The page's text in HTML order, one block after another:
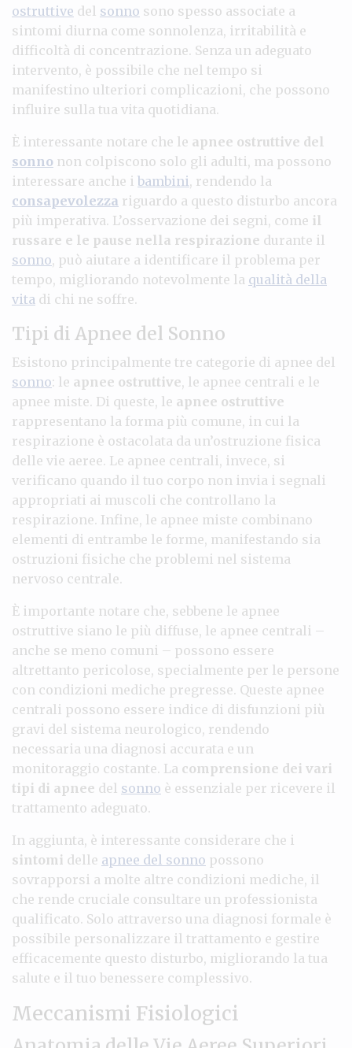
ostruttive del sonno sono spesso associate a
sintomi diurna come sonnolenza, irritabilità e
difficoltà di concentrazione. Senza un adeguato
intervento, è possibile che nel tempo si
manifestino ulteriori complicazioni, che possono
influire sulla tua vita quotidiana.
È interessante notare che le apnee ostruttive del
sonno non colpiscono solo gli adulti, ma possono
interessare anche i bambini, rendendo la
consapevolezza riguardo a questo disturbo ancora
più imperativa. L’osservazione dei segni, come il
russare e le pause nella respirazione durante il
sonno, può aiutare a identificare il problema per
tempo, migliorando notevolmente la qualità della
vita di chi ne soffre.
Tipi di Apnee del Sonno
Esistono principalmente tre categorie di apnee del
sonno: le apnee ostruttive, le apnee centrali e le
apnee miste. Di queste, le apnee ostruttive
rappresentano la forma più comune, in cui la
respirazione è ostacolata da un’ostruzione fisica
delle vie aeree. Le apnee centrali, invece, si
verificano quando il tuo corpo non invia i segnali
appropriati ai muscoli che controllano la
respirazione. Infine, le apnee miste combinano
elementi di entrambe le forme, manifestando sia
ostruzioni fisiche che problemi nel sistema
nervoso centrale.
È importante notare che, sebbene le apnee
ostruttive siano le più diffuse, le apnee centrali –
anche se meno comuni – possono essere
altrettanto pericolose, specialmente per le persone
con condizioni mediche pregresse. Queste apnee
centrali possono essere indice di disfunzioni più
gravi del sistema neurologico, rendendo
necessaria una diagnosi accurata e un
monitoraggio costante. La comprensione dei vari
tipi di apnee del sonno è essenziale per ricevere il
trattamento adeguato.
In aggiunta, è interessante considerare che i
sintomi delle apnee del sonno possono
sovrapporsi a molte altre condizioni mediche, il
che rende cruciale consultare un professionista
qualificato. Solo attraverso una diagnosi formale è
possibile personalizzare il trattamento e gestire
efficacemente questo disturbo, migliorando la tua
salute e il tuo benessere complessivo.
Meccanismi Fisiologici